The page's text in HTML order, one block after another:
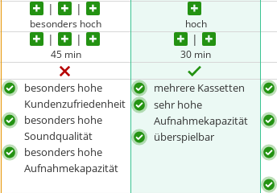
besonders hoch hoch
45 min 30 min
besonders hohe
Kundenzufriedenheit
besonders hohe
Soundqualität
besonders hohe
Aufnahmekapazität
mehrere Kassetten
sehr hohe
Aufnahmekapazität
überspielbar